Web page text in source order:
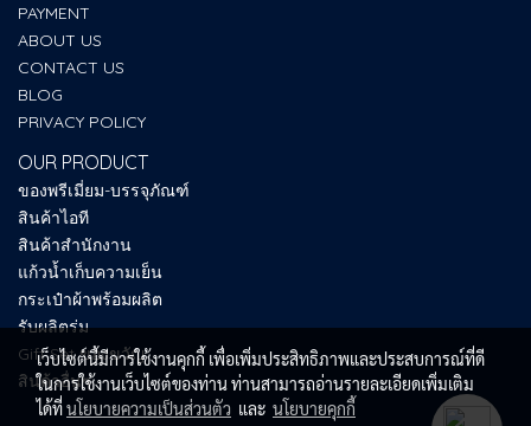
PAYMENT
ABOUT US
CONTACT US
BLOG
PRIVACY POLICY
OUR PRODUCT
ของพรีเมี่ยม-บรรจุภัณฑ์
สินค้าไอที
สินค้าสำนักงาน
แก้วน้ำเก็บความเย็น
กระเป๋าผ้าพร้อมผลิต
รับผลิตร่ม
Gift Set ของขวัญ
สินค้าอื่นๆ
เว็บไซต์นี้มีการใช้งานคุกกี้ เพื่อเพิ่มประสิทธิภาพและประสบการณ์ที่ดี
ในการใช้งานเว็บไซต์ของท่าน ท่านสามารถอ่านรายละเอียดเพิ่มเติม
ได้ที่นโยบายความเป็นส่วนตัว และ นโยบายคุกกี้